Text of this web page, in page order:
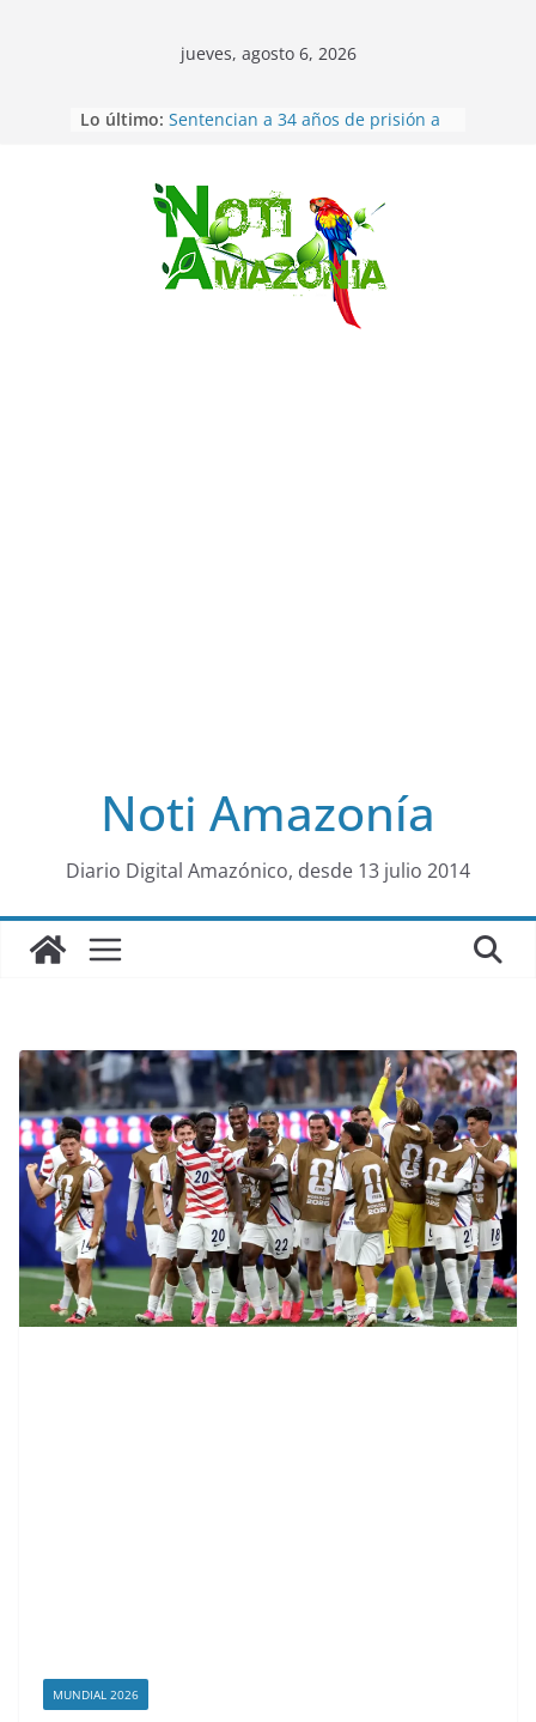
Saltar
al
jueves, agosto 6, 2026
Lo último: Sentencian a 34 años de prisión a
Vozinha, el arquero sensación de
cabo Verde, ya llegó para
incorporarse a Colo Colo de Chile
Pastaza: la parroquia Diez de
Agosto eligió a su nueva reina por
La “deuda de sueño”: una alerta
Noti Amazonía
Diario Digital Amazónico, desde 13 julio 2014
MUNDIAL 2026